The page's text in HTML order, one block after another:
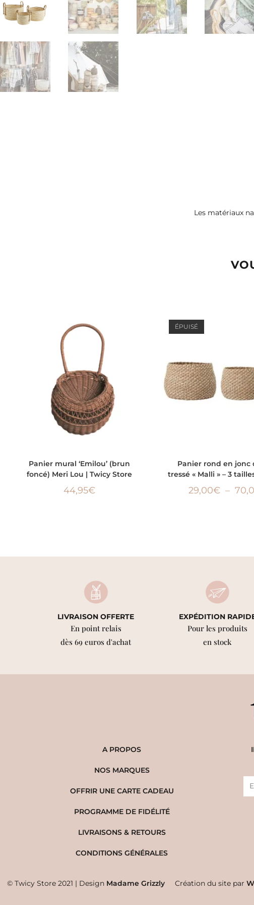
Les matériaux
Panier mural ‘Emilou’ (brun
foncé) Meri Lou | Twicy Store
44,95€
ÉPUISÉ
Panier rond en jonc
tressé « Malli » – 3
29,00€ –
LIVRAISON OFFERTE
En point relais
dès 69 euros d'achat
EXPÉDITION
Pour les produits
en stock
A PROPOS
NOS MARQUES
OFFRIR UNE CARTE CADEAU
PROGRAMME DE FIDÉLITÉ
LIVRAISONS & RETOURS
CONDITIONS GÉNÉRALES
© Twicy Store 2021 | Design Madame Grizzly Création du site par